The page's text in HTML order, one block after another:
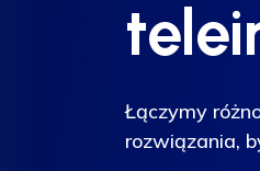
Łączymy
rozwiązania,
Łączymy
rozwiązania,
Łączymy
rozwiązania,